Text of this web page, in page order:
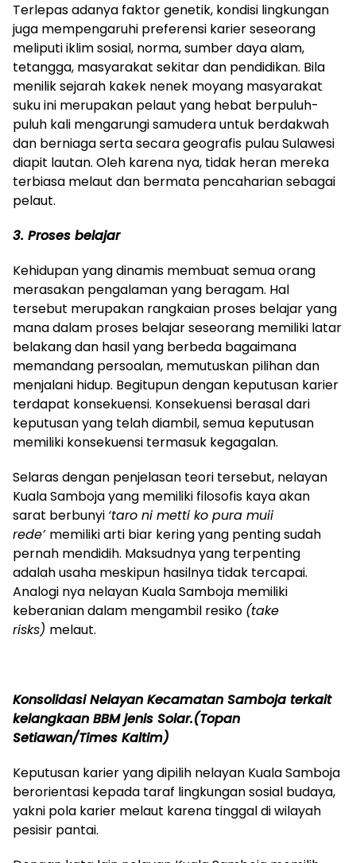
Terlepas adanya faktor genetik, kondisi lingkungan
juga mempengaruhi preferensi karier seseorang
meliputi iklim sosial, norma, sumber daya alam,
tetangga, masyarakat sekitar dan pendidikan. Bila
menilik sejarah kakek nenek moyang masyarakat
suku ini merupakan pelaut yang hebat berpuluh-
puluh kali mengarungi samudera untuk berdakwah
dan berniaga serta secara geografis pulau Sulawesi
diapit lautan. Oleh karena nya, tidak heran mereka
terbiasa melaut dan bermata pencaharian sebagai
pelaut.
3. Proses belajar
Kehidupan yang dinamis membuat semua orang
merasakan pengalaman yang beragam. Hal
tersebut merupakan rangkaian proses belajar yang
mana dalam proses belajar seseorang memiliki latar
belakang dan hasil yang berbeda bagaimana
memandang persoalan, memutuskan pilihan dan
menjalani hidup. Begitupun dengan keputusan karier
terdapat konsekuensi. Konsekuensi berasal dari
keputusan yang telah diambil, semua keputusan
memiliki konsekuensi termasuk kegagalan.
Selaras dengan penjelasan teori tersebut, nelayan
Kuala Samboja yang memiliki filosofis kaya akan
sarat berbunyi ‘taro ni metti ko pura muii
rede’ memiliki arti biar kering yang penting sudah
pernah mendidih. Maksudnya yang terpenting
adalah usaha meskipun hasilnya tidak tercapai.
Analogi nya nelayan Kuala Samboja memiliki
keberanian dalam mengambil resiko (take
risks) melaut.
Konsolidasi Nelayan Kecamatan Samboja terkait
kelangkaan BBM jenis Solar.(Topan
Setiawan/Times Kaltim)
Keputusan karier yang dipilih nelayan Kuala Samboja
berorientasi kepada taraf lingkungan sosial budaya,
yakni pola karier melaut karena tinggal di wilayah
pesisir pantai.